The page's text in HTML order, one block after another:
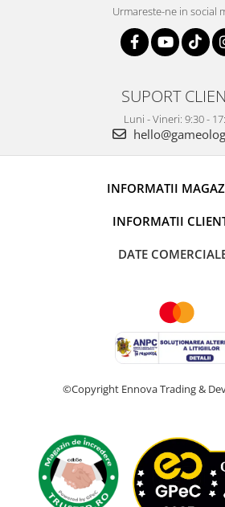
Urmareste-ne in social
SUPORT
Luni - Vineri: 9:30 -
INFORMATII
INFORMATII
DATE
©Copyright Ennova Trading &